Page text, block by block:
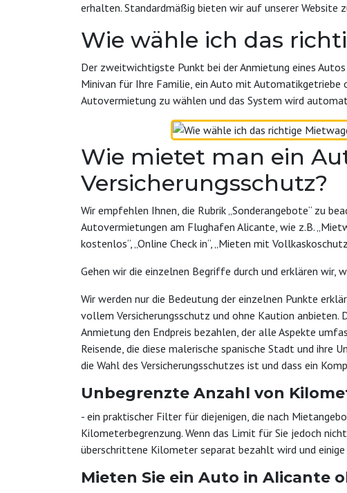
erhalten. Standardmäßig bieten wir auf unserer Website
Wie wähle ich das
Der zweitwichtigste Punkt bei der Anmietung eines
Minivan für Ihre Familie, ein Auto mit
Autovermietung zu wählen und das System wird
Wie mietet man ein
Versicherungsschutz?
Wir empfehlen Ihnen, die Rubrik „Sonderangebote“ zu
Autovermietungen am Flughafen Alicante, wie z.B.
kostenlos“, „Online Check in“, „Mieten mit
Gehen wir die einzelnen Begriffe durch und erklären wir,
Wir werden nur die Bedeutung der einzelnen Punkte
vollem Versicherungsschutz und ohne Kaution anbieten.
Anmietung den Endpreis bezahlen, der alle Aspekte
Reisende, die diese malerische spanische Stadt und ihre
die Wahl des Versicherungsschutzes ist und dass ein
Unbegrenzte Anzahl von
- ein praktischer Filter für diejenigen, die nach
Kilometerbegrenzung. Wenn das Limit für Sie jedoch
überschrittene Kilometer separat bezahlt wird und
Mieten Sie ein Auto in Alicante